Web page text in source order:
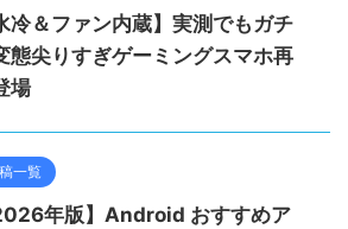
冷＆ファン内蔵】実測でもガチ
態尖りすぎゲーミングスマホ再
場
一覧
年版】Android おすすめア